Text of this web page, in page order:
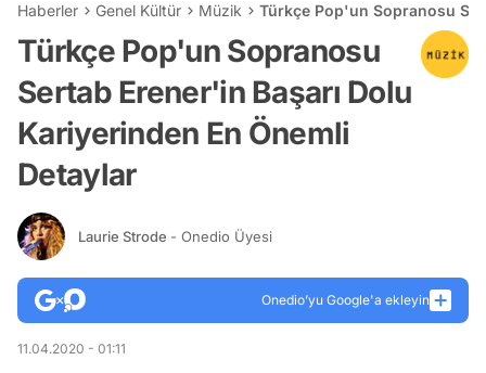
Haberler Genel Kültür Müzik Türkçe Pop'un Sopranosu
Türkçe Pop'un Sopranosu
Sertab Erener'in Başarı Dolu
Kariyerinden En Önemli
Detaylar
Laurie Strode - Onedio Üyesi
Onedio’yu Google'a ekleyin
11.04.2020 - 01:11